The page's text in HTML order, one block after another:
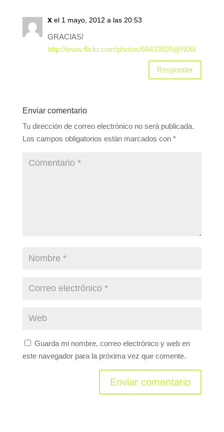
x el 1 mayo, 2012 a las 20:53
GRACIAS!
http://www.flickr.com/photos/68433535@N06/
Responder
Enviar comentario
Tu dirección de correo electrónico no será publicada.
Los campos obligatorios están marcados con *
Guarda mi nombre, correo electrónico y web en
este navegador para la próxima vez que comente.